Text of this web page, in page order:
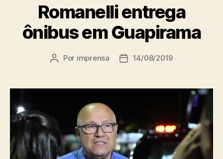
Romanelli entrega
ônibus em Guapirama
Autor
Por imprensa
Data14/08/2019